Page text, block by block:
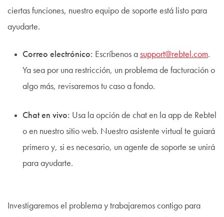
ciertas funciones, nuestro equipo de soporte está listo para
ayudarte.
Correo electrónico: Escríbenos a support@rebtel.com.
Ya sea por una restricción, un problema de facturación o
algo más, revisaremos tu caso a fondo.
Chat en vivo: Usa la opción de chat en la app de Rebtel
o en nuestro sitio web. Nuestro asistente virtual te guiará
primero y, si es necesario, un agente de soporte se unirá
para ayudarte.
Investigaremos el problema y trabajaremos contigo para